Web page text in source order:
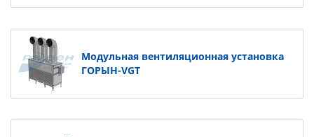
Модульная вентиляционная установка
ГОРЫН-VGT